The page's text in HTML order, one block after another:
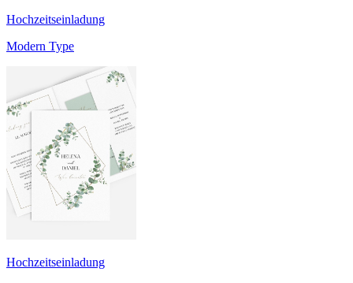
Hochzeitseinladung
Modern Type
Hochzeitseinladung